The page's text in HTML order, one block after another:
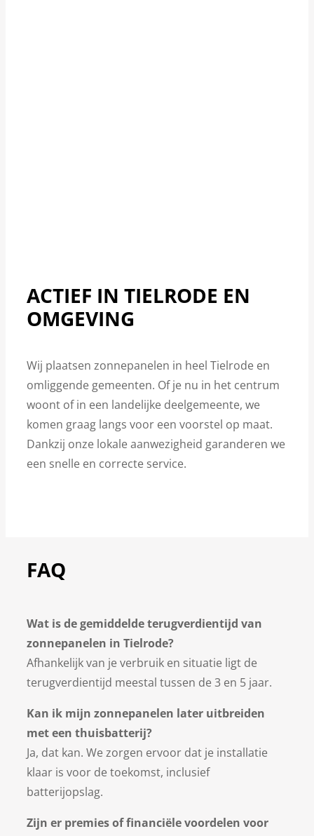
ACTIEF IN TIELRODE EN
OMGEVING
Wij plaatsen zonnepanelen in heel Tielrode en
omliggende gemeenten. Of je nu in het centrum
woont of in een landelijke deelgemeente, we
komen graag langs voor een voorstel op maat.
Dankzij onze lokale aanwezigheid garanderen we
een snelle en correcte service.
FAQ
Wat is de gemiddelde terugverdientijd van
zonnepanelen in Tielrode?
Afhankelijk van je verbruik en situatie ligt de
terugverdientijd meestal tussen de 3 en 5 jaar.
Kan ik mijn zonnepanelen later uitbreiden
met een thuisbatterij?
Ja, dat kan. We zorgen ervoor dat je installatie
klaar is voor de toekomst, inclusief
batterijopslag.
Zijn er premies of financiële voordelen voor